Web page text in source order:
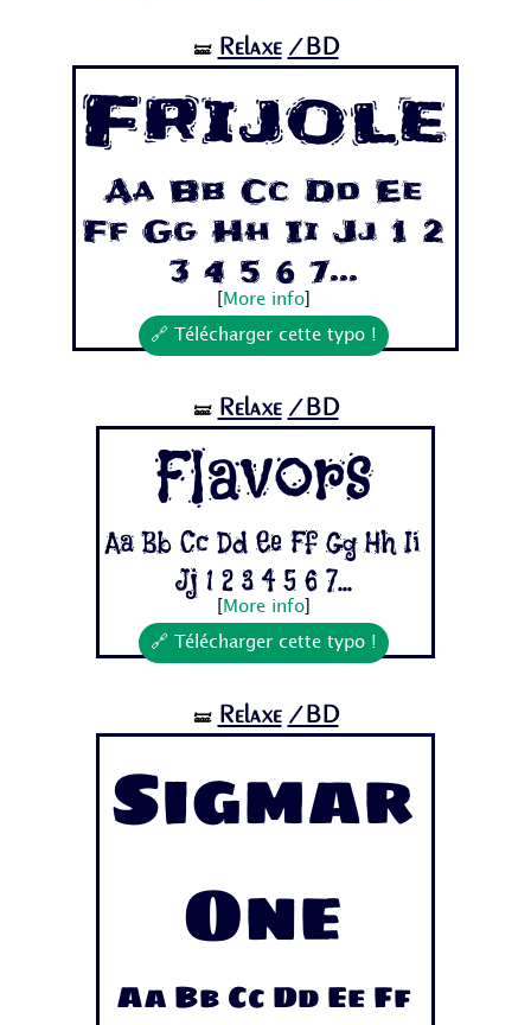
🝛 Relaxe /BD
Frijole
Aa Bb Cc Dd Ee
Ff Gg Hh Ii Jj 1 2
3 4 5 6 7...
More info]
🔗 Télécharger cette typo !
🝛 Relaxe /BD
Flavors
Aa Bb Cc Dd Ee Ff Gg Hh Ii
Jj 1 2 3 4 5 6 7...
More info]
🔗 Télécharger cette typo !
🝛 Relaxe /BD
Sigmar
One
Aa Bb Cc Dd Ee Ff